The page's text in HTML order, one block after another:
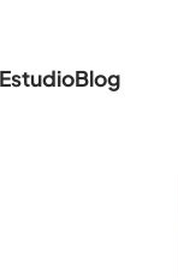
EstudioBlog